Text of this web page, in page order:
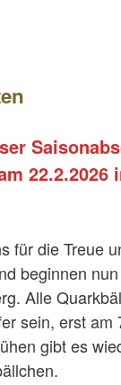
22.2.2026
für die Treue
beginnen
Alle
sein, erst am
gibt es